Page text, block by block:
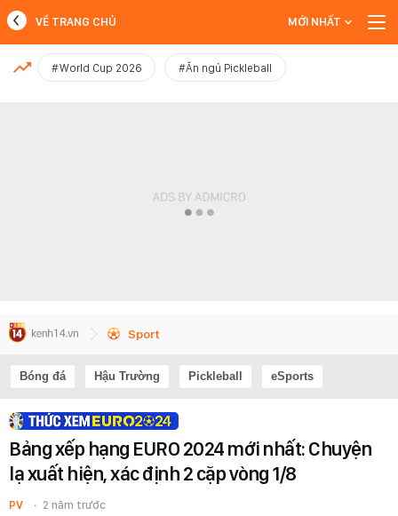
MỚI NHẤT
VỀ TRANG CHỦ MỚI NHẤT
#World Cup 2026 #Ăn ngủ Pickleball
Sport
Bóng đá Hậu Trường Pickleball eSports
Bảng xếp hạng EURO 2024 mới nhất: Chuyện
lạ xuất hiện, xác định 2 cặp vòng 1/8
PV 2 năm trước